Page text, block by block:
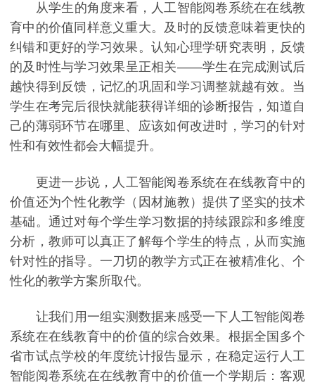
从学生的角度来看，人工智能阅卷系统在在线教
育中的价值同样意义重大。及时的反馈意味着更快的
纠错和更好的学习效果。认知心理学研究表明，反馈
的及时性与学习效果呈正相关——学生在完成测试后
越快得到反馈，记忆的巩固和学习调整就越有效。当
学生在考完后很快就能获得详细的诊断报告，知道自
己的薄弱环节在哪里、应该如何改进时，学习的针对
性和有效性都会大幅提升。
更进一步说，人工智能阅卷系统在在线教育中的
价值还为个性化教学（因材施教）提供了坚实的技术
基础。通过对每个学生学习数据的持续跟踪和多维度
分析，教师可以真正了解每个学生的特点，从而实施
针对性的指导。一刀切的教学方式正在被精准化、个
性化的教学方案所取代。
让我们用一组实测数据来感受一下人工智能阅卷
系统在在线教育中的价值的综合效果。根据全国多个
省市试点学校的年度统计报告显示，在稳定运行人工
智能阅卷系统在在线教育中的价值一个学期后：客观